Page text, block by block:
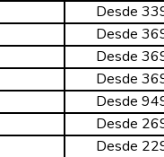
Desde
Desde
Desde
Desde
Desde
Desde
Desde